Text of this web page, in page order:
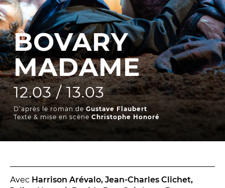
Le CDN
La Troupe et les élèves de l'ERACM
L’Équipe
Les Partenaires
LA SAISON
TOUTE LA SAISON
Les Tournées
BOVARY
MADAME
12.03 / 13.03
D’après le roman de Gustave Flaubert
Texte & mise en scène Christophe Honoré
Avec Harrison Arévalo, Jean-Charles Clichet,